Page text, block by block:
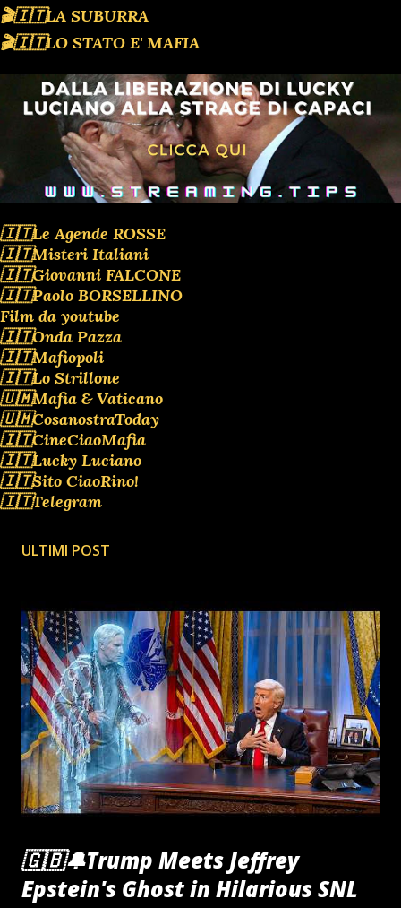
🎬🇮🇹LA SUBURRA
🎬🇮🇹LO STATO E' MAFIA
🇮🇹Le Agende ROSSE
🇮🇹Misteri Italiani
🇮🇹Giovanni FALCONE
🇮🇹Paolo BORSELLINO
Film da youtube
🇮🇹Onda Pazza
🇮🇹Mafiopoli
🇮🇹Lo Strillone
🇺🇲Mafia & Vaticano
🇺🇲CosanostraToday
🇮🇹CineCiaoMafia
🇮🇹Lucky Luciano
🇮🇹Sito CiaoRino!
🇮🇹Telegram
ULTIMI POST
🇬🇧🔔Trump Meets Jeffrey
Epstein's Ghost in Hilarious SNL